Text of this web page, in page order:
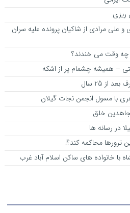
ریزی
علی مرادی از شاکیان پرونده علیه سران
وقت می خندند؟
– همیشه چشمام پر از اشکه
از 25 سال
با مسول انجمن نجات گیلان
خلق
در رسانه ها
ترورها محاکمه کند؟!
با خانواده های ساکن اسلام آباد غرب